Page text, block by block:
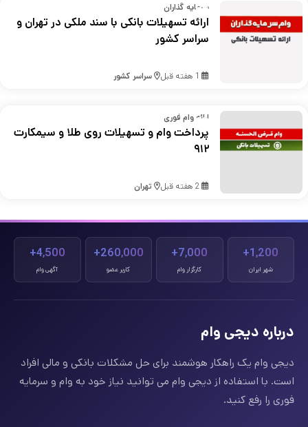
سرمایه گذاران
ارائه تسهیلات بانکی با سند ملکی در تهران و
سراسر کشور
1 هفته قبل سراسر کشور
ارائه وام فوری
پرداخت وام و تسهیلات روی طلا و سیمکارت
۹۱۲
2 هفته قبل تهران
1,200+
شهر ایران
7,000+
کارگزار وام
260,000+
کاربر عضو
4,500+
آگهی وام
درباره دیجی وام
دیجی وام یک راهکار هوشمند برای حل مشکلات بانکی و مالی افراد
است. با استفاده از دیجی وام می توانید نیاز خود به وام و سرمایه
فوری را رفع کنید.